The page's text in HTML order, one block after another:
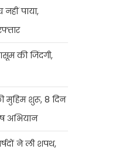
पाया,
की जिंदगी,
मुहिम शुरू, 8 दिन
अभियान
ने ली शपथ,